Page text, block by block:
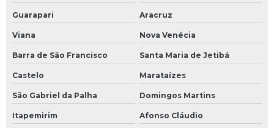
Guarapari Aracruz
Viana Nova Venécia
Barra de São Francisco Santa Maria de Jetibá
Castelo Marataízes
São Gabriel da Palha Domingos Martins
Itapemirim Afonso Cláudio